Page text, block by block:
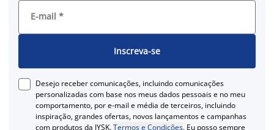
E-mail *
Inscreva-se
Desejo receber comunicações, incluindo comunicações
personalizadas com base nos meus dados pessoais e no meu
comportamento, por e-mail e média de terceiros, incluindo
inspiração, grandes ofertas, novos lançamentos e campanhas
com produtos da JYSK.Termos e Condições. Eu posso sempre